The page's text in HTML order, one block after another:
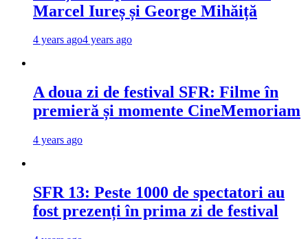
Marcel Iureș și George Mihăiță
4 years ago4 years ago
A doua zi de festival SFR: Filme în
premieră și momente CineMemoriam
4 years ago
SFR 13: Peste 1000 de spectatori au
fost prezenți în prima zi de festival